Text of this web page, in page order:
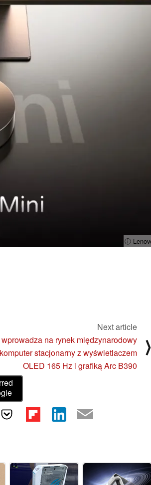
ⓘ
Next article
na rynek międzynarodowy
stacjonarny z wyświetlaczem
OLED 165 Hz i grafiką Arc B390
⟩